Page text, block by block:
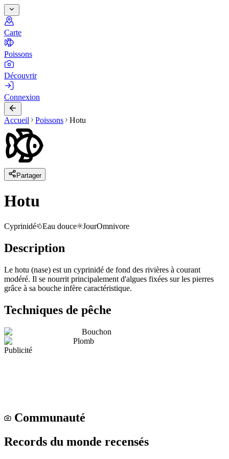
Carte
Poissons
Découvrir
Connexion
Accueil Poissons Hotu
Partager
Hotu
Cyprinidé Eau douce JourOmnivore
Description
Le hotu (nase) est un cyprinidé de fond des rivières à courant
modéré. Il se nourrit principalement d'algues fixées sur les pierres
grâce à sa bouche infère caractéristique.
Techniques de pêche
Bouchon
Plomb
Publicité
Communauté
Records du monde recensés